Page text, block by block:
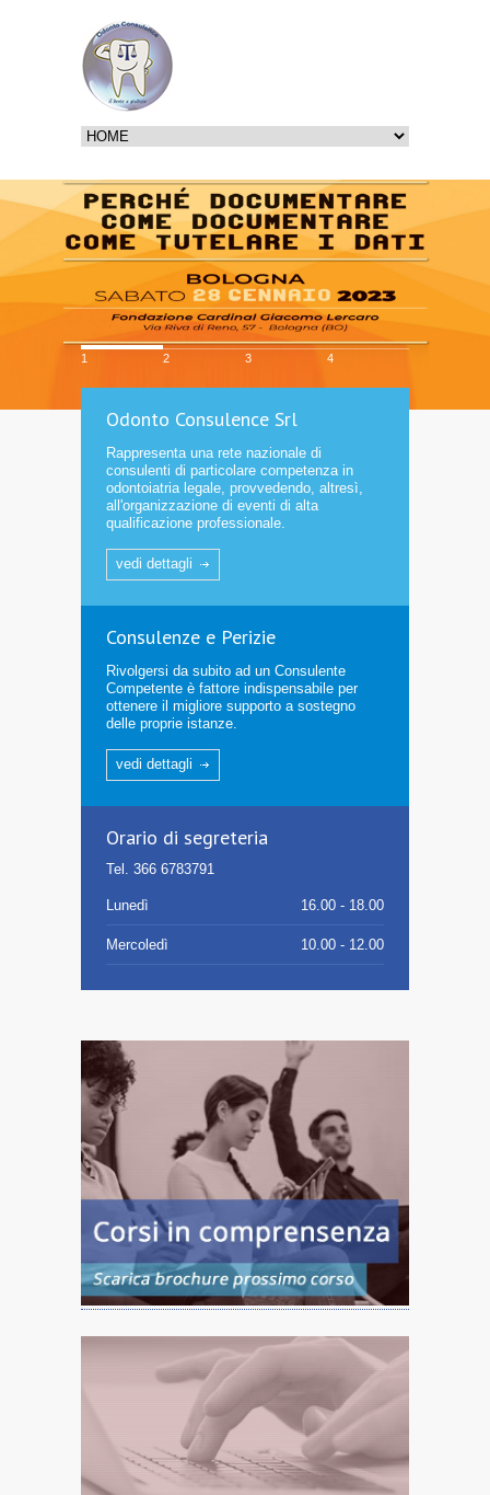
1 2 3 4
Odonto Consulence Srl
Rappresenta una rete nazionale di
consulenti di particolare competenza in
odontoiatria legale, provvedendo, altresì,
all'organizzazione di eventi di alta
qualificazione professionale.
vedi dettagli
Consulenze e Perizie
Rivolgersi da subito ad un Consulente
Competente è fattore indispensabile per
ottenere il migliore supporto a sostegno
delle proprie istanze.
vedi dettagli
Orario di segreteria
Tel. 366 6783791
Lunedì 16.00 - 18.00
Mercoledì 10.00 - 12.00